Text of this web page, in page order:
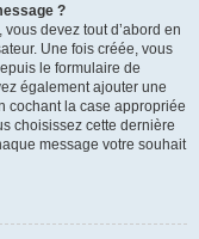
?
devez tout d’abord en
Une fois créée, vous
le formulaire de
également ajouter une
cochant la case appropriée
choisissez cette dernière
message votre souhait